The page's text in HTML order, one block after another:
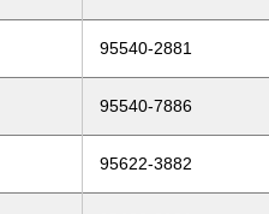
95540-2881
95540-7886
95622-3882